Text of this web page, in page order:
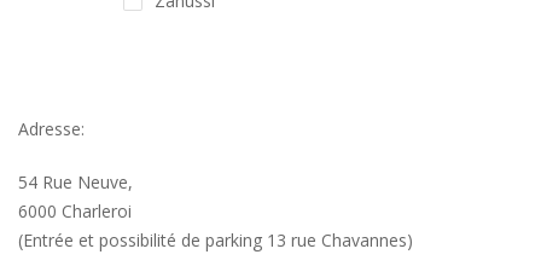
Adresse:
54 Rue Neuve,
6000 Charleroi
(Entrée et possibilité de parking 13 rue Chavannes)